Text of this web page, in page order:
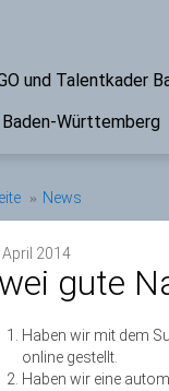
und Talentkader
Württemberg
News
April 2014
gute
Haben wir mit dem
online gestellt.
Haben wir eine